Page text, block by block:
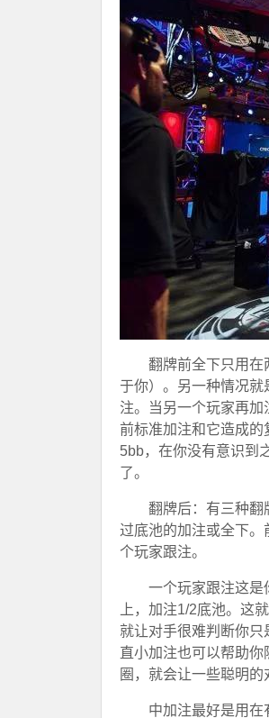
翻牌前全下只用在
于你）。另一种情况
注。当另一个玩家再
前标准加注和它造成的
5bb，在你没有意识到
了。
翻牌后：有三种翻
过底池的加注或全下
个玩家跟注。
一个玩家跟注这是
上，加注1/2底池。这
就让对手很难判断你
直小加注也可以帮助
圈，就会让一些聪明
中加注最好是用